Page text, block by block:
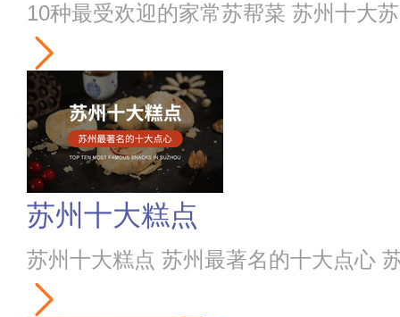
10种最受欢迎的家常苏帮菜 苏州十大
苏州十大糕点
苏州十大糕点 苏州最著名的十大点心